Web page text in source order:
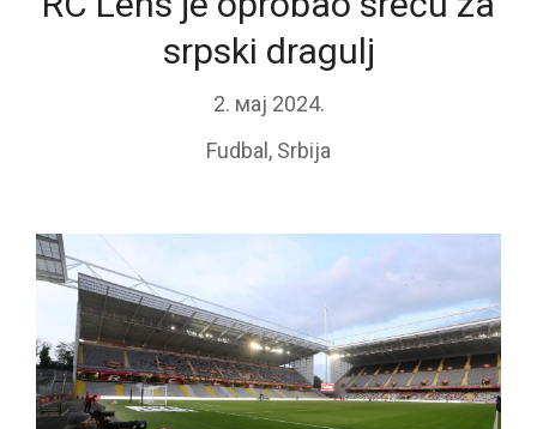
srpski dragulj
2. мај 2024.
Fudbal , Srbija